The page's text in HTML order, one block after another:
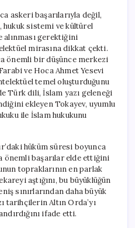
askeri başarılarıyla değil,
hukuk sistemi ve kültürel
alınması gerektiğini
mirasına dikkat çekti.
önemli bir düşünce merkezi
ve Hoca Ahmet Yesevi
temel oluşturduğunu
Türk dili, İslam yazı geleneği
ekleyen Tokayev, uyumlu
ile İslam hukukunu
hüküm süresi boyunca
önemli başarılar elde ettiğini
topraklarının en parlak
aştığını, bu büyüklüğün
sınırlarından daha büyük
tarihçilerin Altın Orda’yı
ifade etti.